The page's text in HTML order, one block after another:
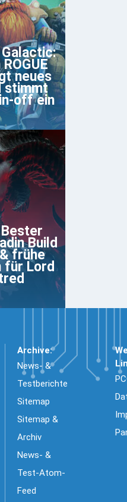
neues
stimmt
off ein
Bester
Build
frühe
für Lord
Archive:
News- &
Testberichte
Sitemap
Sitemap &
Archiv
News- &
Test-Atom-
Feed